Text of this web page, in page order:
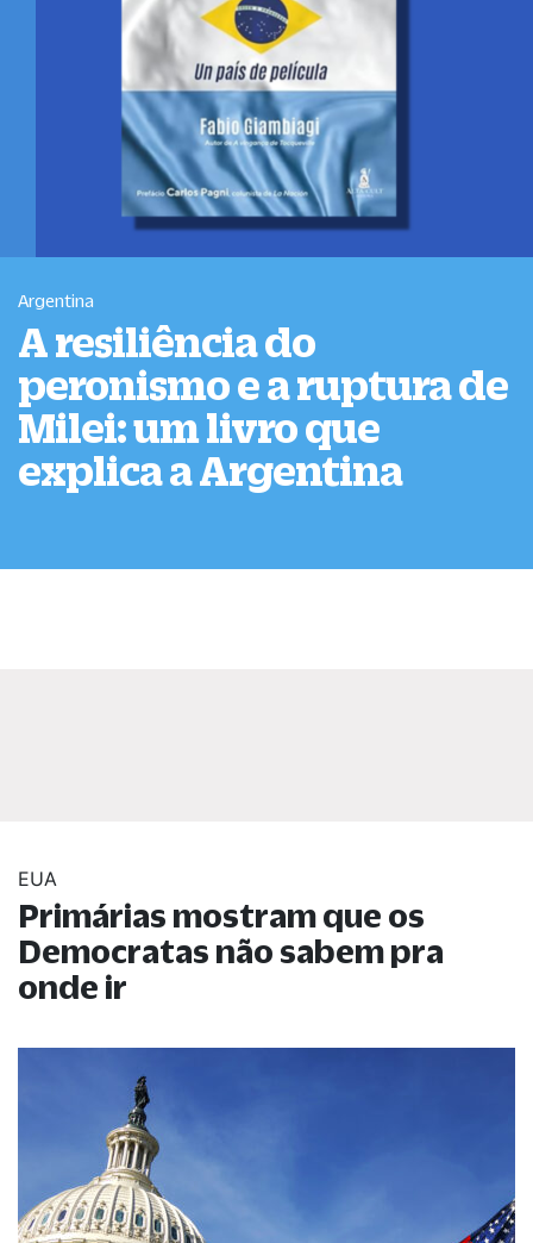
Argentina
A resiliência do
peronismo e a ruptura de
Milei: um livro que
explica a Argentina
EUA
Primárias mostram que os
Democratas não sabem pra
onde ir